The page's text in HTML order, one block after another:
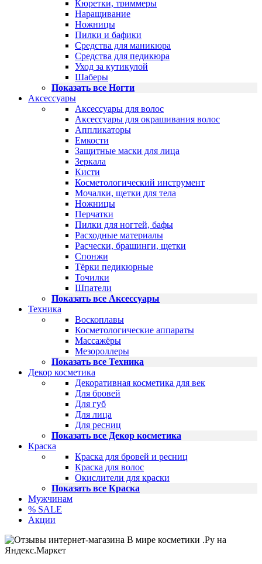
Кюретки, триммеры
Наращивание
Ножницы
Пилки и бафики
Средства для маникюра
Средства для педикюра
Уход за кутикулой
Шаберы
Показать все Ногти
Аксессуары
Аксессуары для волос
Аксессуары для окрашивания волос
Аппликаторы
Емкости
Защитные маски для лица
Зеркала
Кисти
Косметологический инструмент
Мочалки, щетки для тела
Ножницы
Перчатки
Пилки для ногтей, бафы
Расходные материалы
Расчески, брашинги, щетки
Спонжи
Тёрки педикюрные
Точилки
Шпатели
Показать все Аксессуары
Техника
Воскоплавы
Косметологические аппараты
Массажёры
Мезороллеры
Показать все Техника
Декор косметика
Декоративная косметика для век
Для бровей
Для губ
Для лица
Для ресниц
Показать все Декор косметика
Краска
Краска для бровей и ресниц
Краска для волос
Окислители для краски
Показать все Краска
Мужчинам
% SALE
Акции